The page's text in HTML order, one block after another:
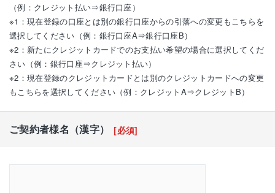
（例：クレジット払い⇒銀行口座）
※1：現在登録の口座とは別の銀行口座からの引落への変更もこちらを
選択してください（例：銀行口座A⇒銀行口座B）
※2：新たにクレジットカードでのお支払い希望の場合に選択してくだ
さい（例：銀行口座⇒クレジット払い）
※2：現在登録のクレジットカードとは別のクレジットカードへの変更
もこちらを選択してください（例：クレジットA⇒クレジットB）
ご契約者様名（漢字） [必須]